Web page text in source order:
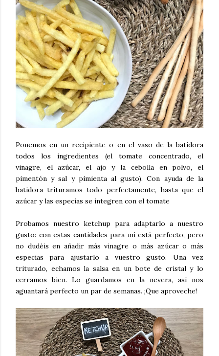
Ponemos en un recipiente o en el vaso de la batidora
todos los ingredientes (el tomate concentrado, el
vinagre, el azúcar, el ajo y la cebolla en polvo, el
pimentón y sal y pimienta al gusto). Con ayuda de la
batidora trituramos todo perfectamente, hasta que el
azúcar y las especias se integren con el tomate
Probamos nuestro ketchup para adaptarlo a nuestro
gusto: con estas cantidades para mí está perfecto, pero
no dudéis en añadir más vinagre o más azúcar o más
especias para ajustarlo a vuestro gusto. Una vez
triturado, echamos la salsa en un bote de cristal y lo
cerramos bien. Lo guardamos en la nevera, así nos
aguantará perfecto un par de semanas. ¡Que aproveche!